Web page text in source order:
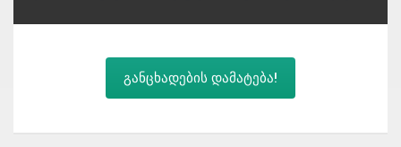
განცხადების დამატება!